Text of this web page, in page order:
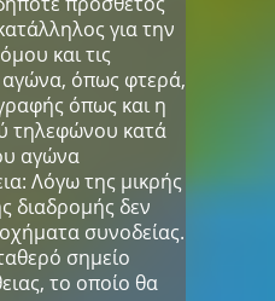
για την
και τις
όπως φτερά,
όπως και η
τηλεφώνου κατά
αγώνα
Λόγω της μικρής
διαδρομής δεν
συνοδείας.
σημείο
το οποίο θα